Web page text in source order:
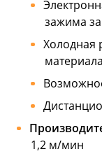
зажима
Холодная
материала
1,2 м/мин